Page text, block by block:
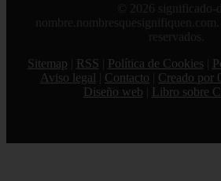
© 2026 significado-
reservados.
Sitemap
RSS Política de Cookies
Aviso legal
Contacto
Creado por
Diseño web
Libro sobre